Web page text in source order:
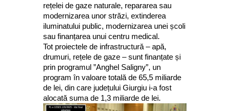
rețelei de gaze naturale, repararea sau
modernizarea unor străzi, extinderea
iluminatului public, modernizarea unei școli
sau finanțarea unui centru medical.
Tot proiectele de infrastructură – apă,
drumuri, rețele de gaze – sunt finanțate și
prin programul ”Anghel Saligny”, un
program în valoare totală de 65,5 miliarde
de lei, din care județului Giurgiu i-a fost
alocată suma de 1,3 miliarde de lei.